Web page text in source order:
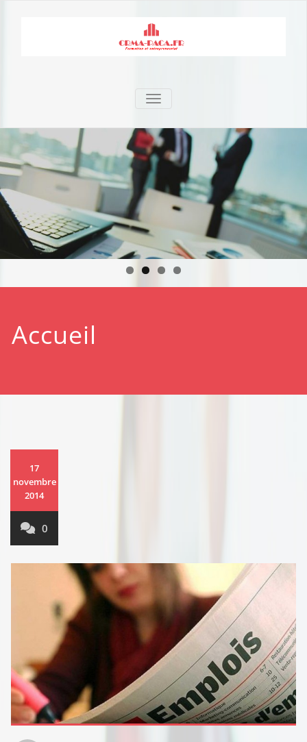
TOGGLE NAVIGATION
Accueil
17
novembre
2014
0